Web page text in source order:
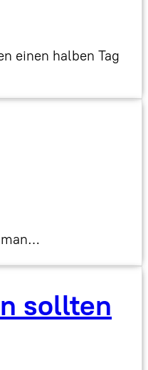
einen halben Tag
man…
sollten